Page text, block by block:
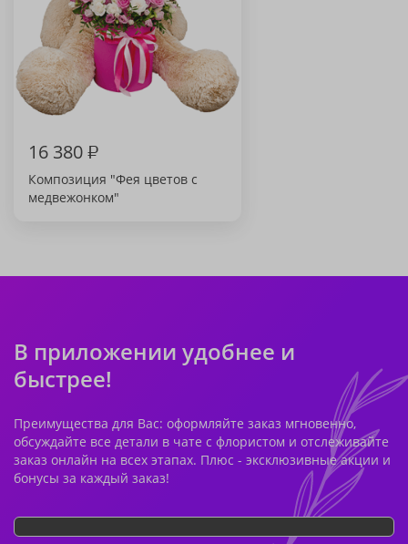
16 380₽
Композиция "Фея цветов с
медвежонком"
В приложении удобнее и
быстрее!
Преимущества для Вас: оформляйте заказ мгновенно,
обсуждайте все детали в чате с флористом и отслеживайте
заказ онлайн на всех этапах. Плюс - эксклюзивные акции и
бонусы за каждый заказ!